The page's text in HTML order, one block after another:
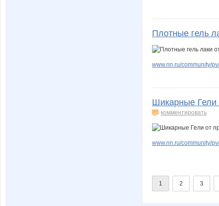
Плотные гель
www.nn.ru/community/
Шикарные Гели
комментировать
www.nn.ru/community/
1 2 3